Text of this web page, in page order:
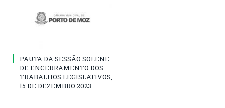
PAUTA DA SESSÃO SOLENE
DE ENCERRAMENTO DOS
TRABALHOS LEGISLATIVOS,
15 DE DEZEMBRO 2023